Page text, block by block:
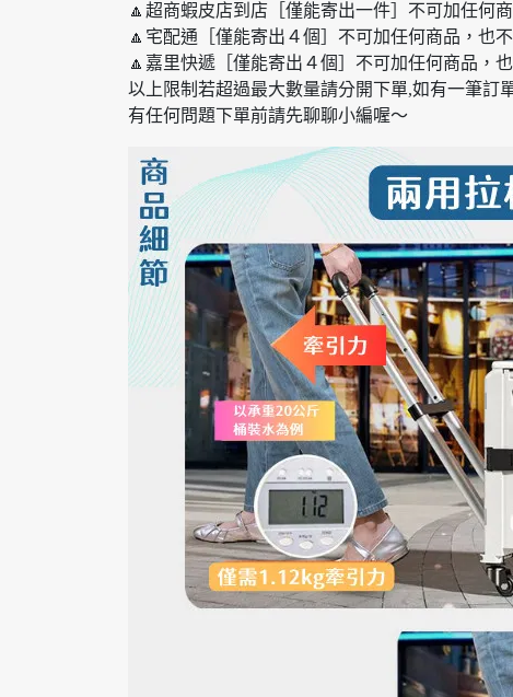
🔼超商蝦皮店到店［僅能寄出一件］不可加任何
🔼宅配通［僅能寄出４個］不可加任何商品，也
🔼嘉里快遞［僅能寄出４個］不可加任何商品，
以上限制若超過最大數量請分開下單,如有一筆訂
有任何問題下單前請先聊聊小編喔～